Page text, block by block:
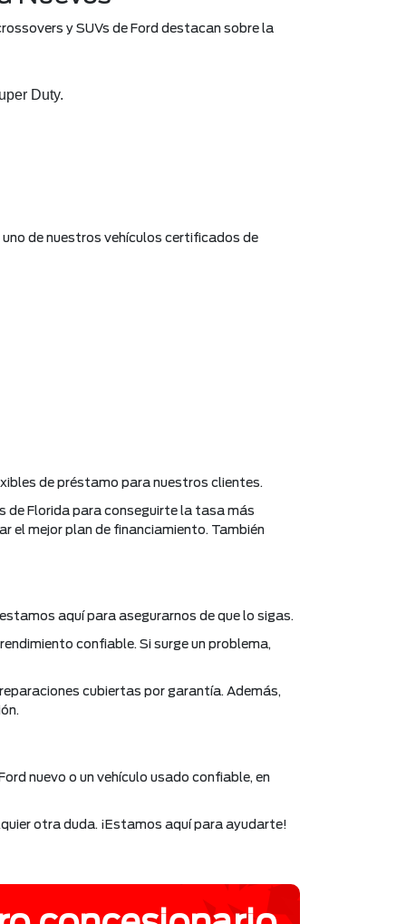
y SUVs de Ford destacan sobre la
Duty.
de nuestros vehículos certificados de
de préstamo para nuestros clientes.
de Florida para conseguirte la tasa más
el mejor plan de financiamiento. También
aquí para asegurarnos de que lo sigas.
confiable. Si surge un problema,
cubiertas por garantía. Además,
nuevo o un vehículo usado confiable, en
otra duda. ¡Estamos aquí para ayudarte!